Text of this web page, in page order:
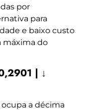
por
para
e baixo custo
máxima do
| ↓
ocupa a décima